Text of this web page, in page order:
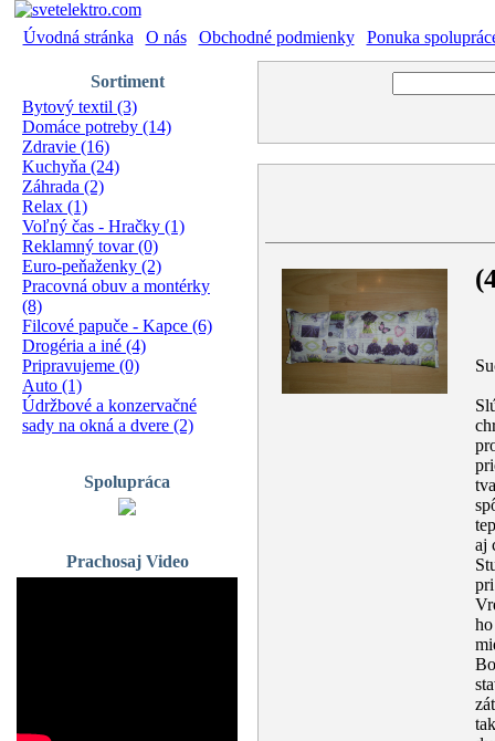
Úvodná stránka O nás| Obchodné podmienky| Ponuka
Sortiment
Bytový textil (3)
Domáce potreby (14)
Zdravie (16)
Kuchyňa (24)
Záhrada (2)
Relax (1)
Voľný čas - Hračky (1)
Reklamný tovar (0)
Euro-peňaženky (2)
Pracovná obuv a montérky
(8)
Filcové papuče - Kapce (6)
Drogéria a iné (4)
Pripravujeme (0)
Auto (1)
Údržbové a konzervačné
sady na okná a dvere (2)
Spolupráca
Prachosaj Video
aj